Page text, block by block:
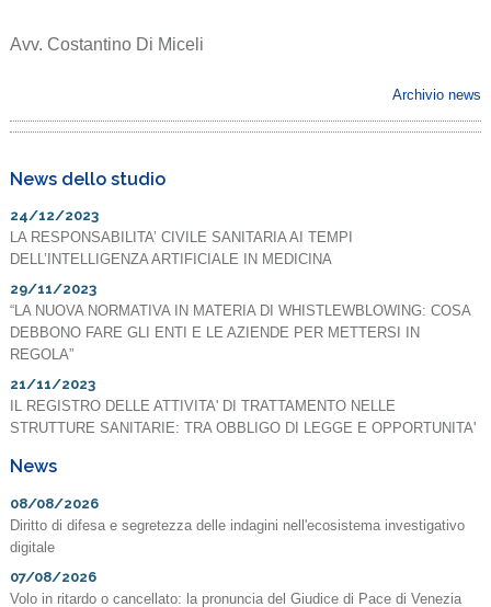
Avv. Costantino Di Miceli
Archivio news
News dello studio
24/12/2023
LA RESPONSABILITA’ CIVILE SANITARIA AI TEMPI
DELL’INTELLIGENZA ARTIFICIALE IN MEDICINA
29/11/2023
“LA NUOVA NORMATIVA IN MATERIA DI WHISTLEWBLOWING: COSA
DEBBONO FARE GLI ENTI E LE AZIENDE PER METTERSI IN
REGOLA”
21/11/2023
IL REGISTRO DELLE ATTIVITA' DI TRATTAMENTO NELLE
STRUTTURE SANITARIE: TRA OBBLIGO DI LEGGE E OPPORTUNITA'
News
08/08/2026
Diritto di difesa e segretezza delle indagini nell'ecosistema investigativo
digitale
07/08/2026
Volo in ritardo o cancellato: la pronuncia del Giudice di Pace di Venezia